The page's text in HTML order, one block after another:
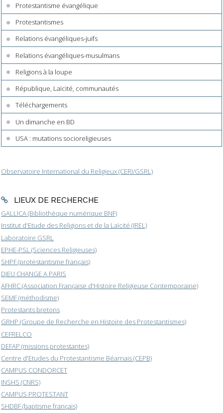
Protestantisme évangélique
Protestantismes
Relations évangéliques-juifs
Relations évangéliques-musulmans
Religions à la loupe
République, Laïcité, communautés
Téléchargements
Un dimanche en BD
USA : mutations socioreligieuses
Observatoire International du Religieux (CERI/GSRL)
LIEUX DE RECHERCHE
GALLICA (Bibliothèque numérique BNF)
Institut d'Etude des Religions et de la Laïcité (IREL)
Laboratoire GSRL
EPHE-PSL (Sciences Religieuses)
SHPF (protestantisme français)
DIEU CHANGE A PARIS
AFHRC (Association Française d'Histoire Religieuse Contemporaine)
SEMF (méthodisme)
Protestants bretons
GRHP (Groupe de Recherche en Histoire des Protestantismes)
CEFRELCO
DEFAP (missions protestantes)
Centre d'Etudes du Protestantisme Béarnais (CEPB)
CAMPUS CONDORCET
INSHS (CNRS)
CAMPUS PROTESTANT
SHDBF (baptisme français)